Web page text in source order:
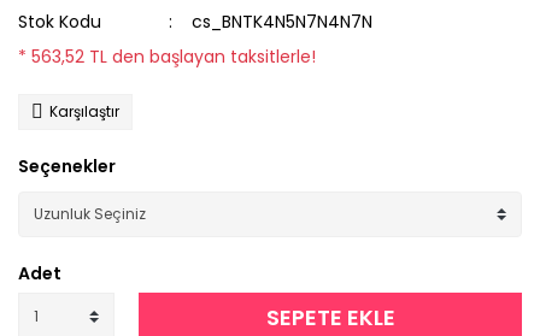
Stok Kodu
cs_BNTK4N5N7N4N7N
* 563,52 TL den başlayan taksitlerle!
Karşılaştır
Seçenekler
Adet
SEPETE EKLE